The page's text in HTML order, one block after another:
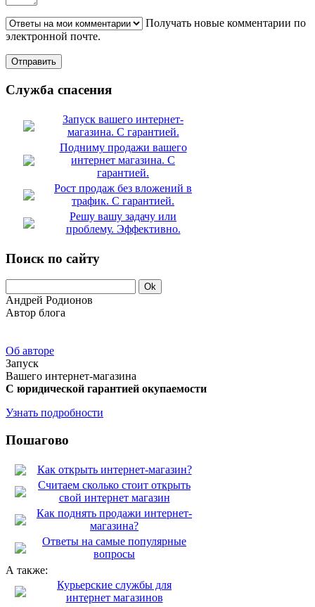
Получать новые комментарии по
электронной почте.
Служба спасения
Запуск вашего интернет-
магазина. С гарантией.
Подниму продажи вашего
интернет магазина. С
гарантией.
Рост продаж без вложений в
трафик. С гарантией.
Решу вашу задачу или
проблему. Эффективно.
Поиск по сайту
Андрей Родионов
Автор блога
Об авторе
Запуск
Вашего интернет-магазина
С юридической гарантией окупаемости
Узнать подробности
Пошагово
Как открыть интернет-магазин?
Считаем сколько стоит открыть
свой интернет магазин
Как поднять продажи интернет-
магазина?
Ответы на самые популярные
вопросы
А также:
Курьерские службы для
интернет магазинов